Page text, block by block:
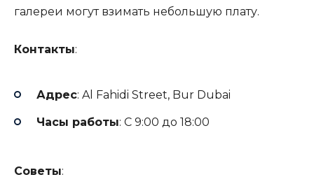
галереи могут взимать небольшую плату.
Контакты:
Адрес: Al Fahidi Street, Bur Dubai
Часы работы: С 9:00 до 18:00
Советы: